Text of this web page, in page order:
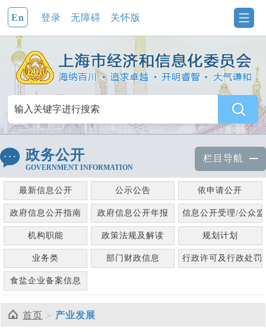
En 登录 无障碍 关怀版
政务公开
GOVERNMENT INFORMATION
栏目导航
最新信息公开 公示公告 依申请公开
政府信息公开指南 政府信息公开年报 信息公开受理/公众
机构职能 政策法规及解读 规划计划
业务类 部门财政信息 行政许可及行政处罚
食盐企业备案信息
首页 产业发展